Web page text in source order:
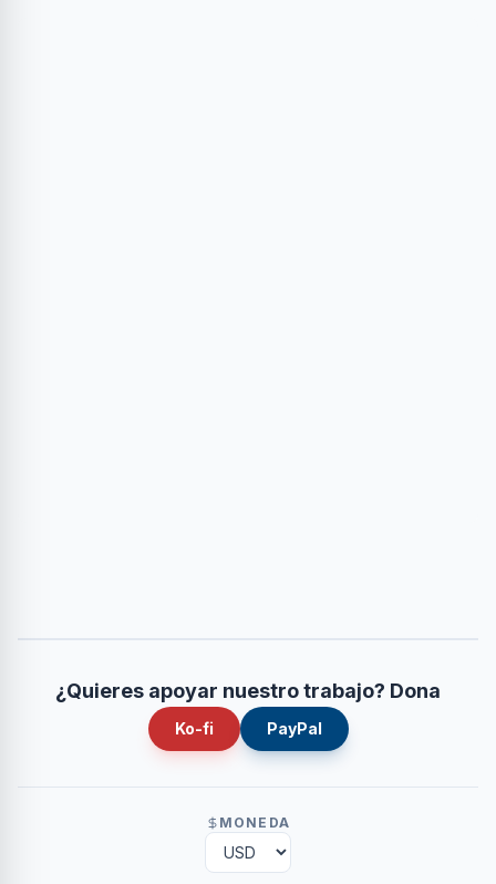
¿Quieres apoyar nuestro trabajo? Dona
Ko-fi PayPal
MONEDA